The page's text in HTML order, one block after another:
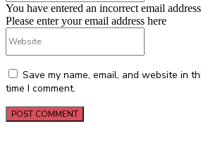
You have entered an incorrect email
Please enter your email address here
Save my name, email, and website in
time I comment.